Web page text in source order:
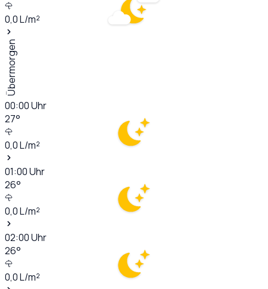
0,0L/m²
Übermorgen
00:00Uhr
27°
0,0L/m²
01:00Uhr
26°
0,0L/m²
02:00Uhr
26°
0,0L/m²